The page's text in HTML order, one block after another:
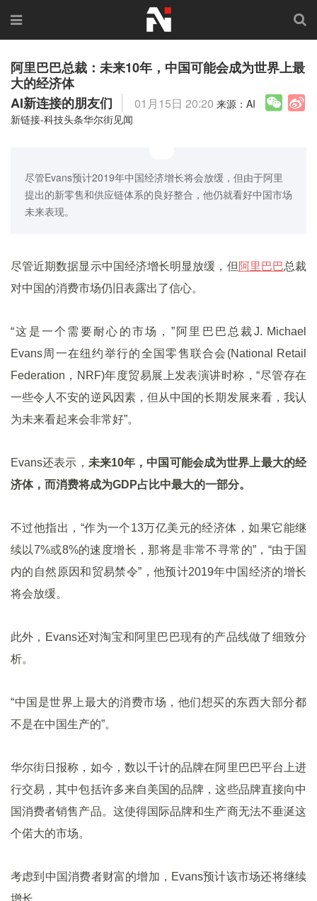
阿里巴巴总裁：未来10年，中国可能会成为世界上最
大的经济体
AI新连接的朋友们
01月15日 20:20 来源：AI
新链接-科技头条华尔街见闻
尽管Evans预计2019年中国经济增长将会放缓，但由于阿里
提出的新零售和供应链体系的良好整合，他仍就看好中国市场
未来表现。
尽管近期数据显示中国经济增长明显放缓，但 阿里巴巴总裁
对中国的消费市场仍旧表露出了信心。
“这是一个需要耐心的市场，”阿里巴巴总裁J. Michael
Evans周一在纽约举行的全国零售联合会(National Retail
Federation，NRF)年度贸易展上发表演讲时称，“尽管存在
一些令人不安的逆风因素，但从中国的长期发展来看，我认
为未来看起来会非常好”。
Evans还表示， 未来10年，中国可能会成为世界上最大的经
济体，而消费将成为GDP占比中最大的一部分。
不过他指出，“作为一个13万亿美元的经济体，如果它能继
续以7%或8%的速度增长，那将是非常不寻常的”，“由于国
内的自然原因和贸易禁令”，他预计2019年中国经济的增长
将会放缓。
此外，Evans还对淘宝和阿里巴巴现有的产品线做了细致分
析。
“中国是世界上最大的消费市场，他们想买的东西大部分都
不是在中国生产的”。
华尔街日报称，如今，数以千计的品牌在阿里巴巴平台上进
行交易，其中包括许多来自美国的品牌，这些品牌直接向中
国消费者销售产品。这使得国际品牌和生产商无法不垂涎这
个偌大的市场。
考虑到中国消费者财富的增加，Evans预计该市场还将继续
增长。